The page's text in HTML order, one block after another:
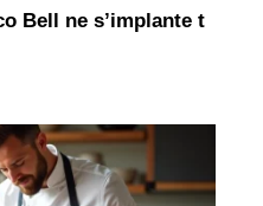
Bell ne s’implante t